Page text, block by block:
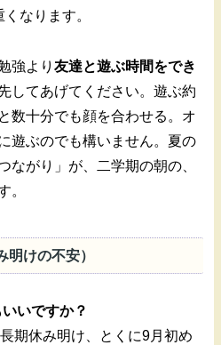
なります。
強より 友達と遊ぶ時間をでき
してあげてください。遊ぶ約
数十分でも顔を合わせる。オ
遊ぶのでも構いません。夏の
ながり」が、二学期の朝の、
。
明けの不安）
いですか？
期休み明け、とくに9月初め